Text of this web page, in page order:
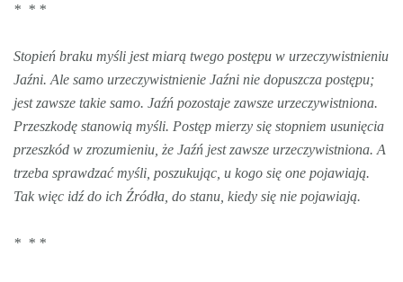
* * *
Stopień braku myśli jest miarą twego postępu w urzeczywistnieniu
Jaźni. Ale samo urzeczywistnienie Jaźni nie dopuszcza postępu;
jest zawsze takie samo. Jaźń pozostaje zawsze urzeczywistniona.
Przeszkodę stanowią myśli. Postęp mierzy się stopniem usunięcia
przeszkód w zrozumieniu, że Jaźń jest zawsze urzeczywistniona. A
trzeba sprawdzać myśli, poszukując, u kogo się one pojawiają.
Tak więc idź do ich Źródła, do stanu, kiedy się nie pojawiają.
* * *